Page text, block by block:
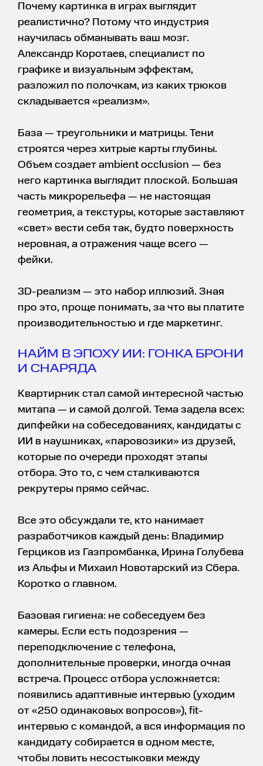
Почему картинка в играх выглядит
реалистично? Потому что индустрия
научилась обманывать ваш мозг.
Александр Коротаев, специалист по
графике и визуальным эффектам,
разложил по полочкам, из каких трюков
складывается «реализм».
База — треугольники и матрицы. Тени
строятся через хитрые карты глубины.
Объем создает ambient occlusion — без
него картинка выглядит плоской. Большая
часть микрорельефа — не настоящая
геометрия, а текстуры, которые заставляют
«свет» вести себя так, будто поверхность
неровная, а отражения чаще всего —
фейки.
3D-реализм — это набор иллюзий. Зная
про это, проще понимать, за что вы платите
производительностью и где маркетинг.
НАЙМ В ЭПОХУ ИИ: ГОНКА БРОНИ
И СНАРЯДА
Квартирник стал самой интересной частью
митапа — и самой долгой. Тема задела всех:
дипфейки на собеседованиях, кандидаты с
ИИ в наушниках, «паровозики» из друзей,
которые по очереди проходят этапы
отбора. Это то, с чем сталкиваются
рекрутеры прямо сейчас.
Все это обсуждали те, кто нанимает
разработчиков каждый день: Владимир
Герциков из Газпромбанка, Ирина Голубева
из Альфы и Михаил Новотарский из Сбера.
Коротко о главном.
Базовая гигиена: не собеседуем без
камеры. Если есть подозрения —
переподключение с телефона,
дополнительные проверки, иногда очная
встреча. Процесс отбора усложняется:
появились адаптивные интервью (уходим
от «250 одинаковых вопросов»), fit-
интервью с командой, а вся информация по
кандидату собирается в одном месте,
чтобы ловить несостыковки между